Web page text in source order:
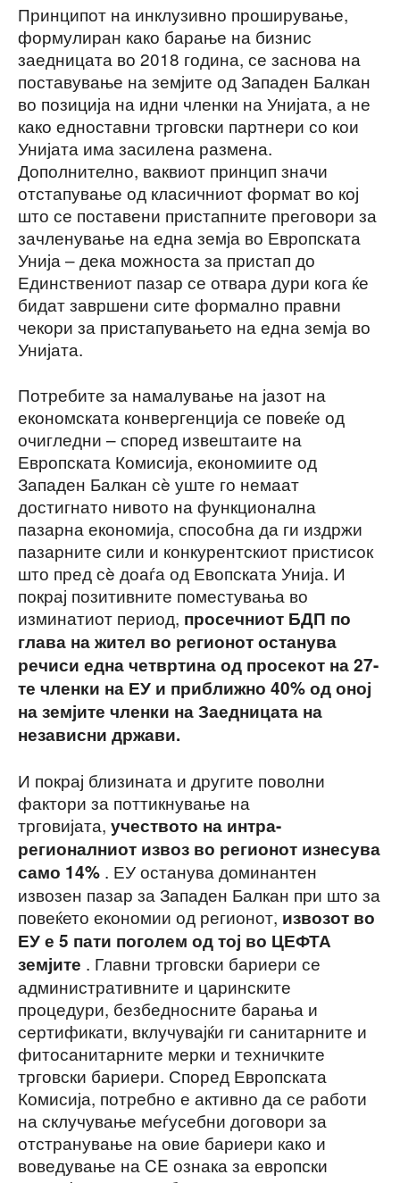
Принципот на инклузивно проширување,
формулиран како барање на бизнис
заедницата во 2018 година, се заснова на
поставување на земјите од Западен Балкан
во позиција на идни членки на Унијата, а не
како едноставни трговски партнери со кои
Унијата има засилена размена.
Дополнително, ваквиот принцип значи
отстапување од класичниот формат во кој
што се поставени пристапните преговори за
зачленување на една земја во Европската
Унија – дека можноста за пристап до
Единствениот пазар се отвара дури кога ќе
бидат завршени сите формално правни
чекори за пристапувањето на една земја во
Унијата.
Потребите за намалување на јазот на
економската конвергенција се повеќе од
очигледни – според извештаите на
Европската Комисија, економиите од
Западен Балкан сè уште го немаат
достигнато нивото на функционална
пазарна економија, способна да ги издржи
пазарните сили и конкурентскиот пристисок
што пред сè доаѓа од Евопската Унија. И
покрај позитивните поместувања во
изминатиот период, просечниот БДП по
глава на жител во регионот останува
речиси една четвртина од просекот на 27-
те членки на ЕУ и приближно 40% од оној
на земјите членки на Заедницата на
независни држави.
И покрај близината и другите поволни
фактори за поттикнување на
трговијата, учеството на интра-
регионалниот извоз во регионот изнесува
само 14% . ЕУ останува доминантен
извозен пазар за Западен Балкан при што за
повеќето економии од регионот, извозот во
ЕУ е 5 пати поголем од тој во ЦЕФТА
земјите . Главни трговски бариери се
административните и царинските
процедури, безбедносните барања и
сертификати, вклучувајќи ги санитарните и
фитосанитарните мерки и техничките
трговски бариери. Според Европската
Комисија, потрeбно е активно да се работи
на склучување меѓусебни договори за
отстранување на овие бариери како и
воведување на CE ознака за европски